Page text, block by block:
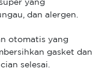
yang
dan alergen.
otomatis yang
gasket dan
selesai.